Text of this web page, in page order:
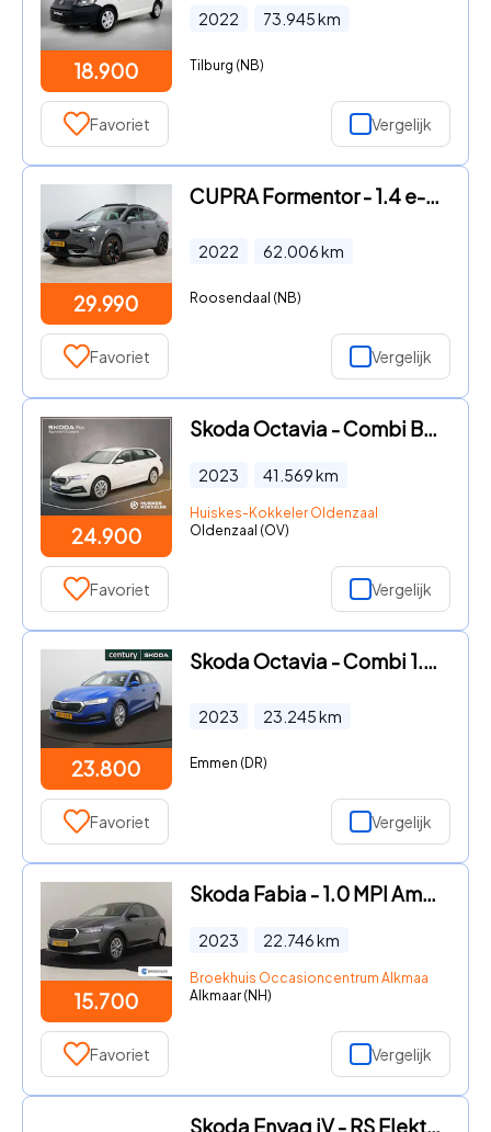
18.900
2022 73.945km
Tilburg (NB)
Favoriet Vergelijk
29.990
CUPRA Formentor - 1.4 e-Hybrid VZ Copper Edition Panoramadak Apple Carplay 163
2022 62.006km
Roosendaal (NB)
Favoriet Vergelijk
24.900
Skoda Octavia - Combi Business Edition 1.4 TSI eHybrid 204pk DSG Automaat Na
2023 41.569km
Huiskes-Kokkeler Oldenzaal
Oldenzaal (OV)
Favoriet Vergelijk
23.800
Skoda Octavia - Combi 1.4 TSI iV PHEV Business Edition / cruise / Clima / Se
2023 23.245km
Emmen (DR)
Favoriet Vergelijk
15.700
Skoda Fabia - 1.0 MPI Ambition 80 Pk | Cruise control | Airco | Apple carp
2023 22.746km
Broekhuis Occasioncentrum Alkmaar
Alkmaar (NH)
Favoriet Vergelijk
Skoda Enyaq iV - RS Elektromotor 250 kW / 340 PK SUV Elektrische aa + Panoram